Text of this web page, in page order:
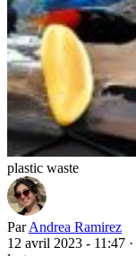
plastic waste
Par Andrea Ramirez
12 avril 2023 - 11:47 ·